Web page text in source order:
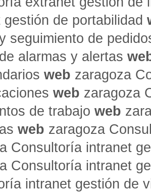
gestión de portabilidad
seguimiento de
alarmas y alertas
web zaragoza
web zaragoza
de trabajo web
web zaragoza
Consultoría intranet
Consultoría intranet
intranet gestión de